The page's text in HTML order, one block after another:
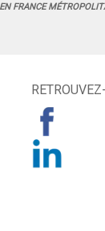
FRANCE